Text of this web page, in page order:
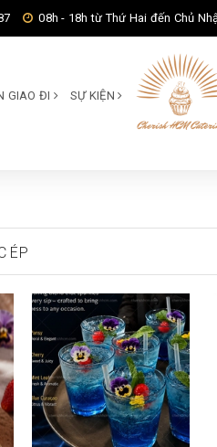
08h - 18h từ Thứ Hai đến Chủ
GIAO ĐI SỰ KIỆN
ÉP